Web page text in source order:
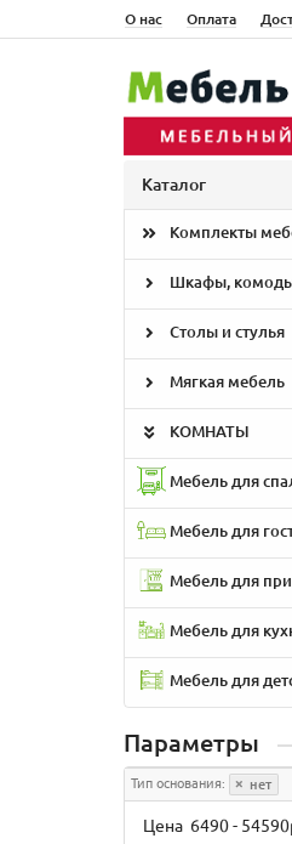
О нас Оплата
Каталог
Комплекты
Шкафы,
Столы и стулья
Мягкая мебель
КОМНАТЫ
Мебель для
Мебель для
Мебель для
Мебель для
Мебель для
Параметры
Тип основания: нет
Цена 6490- 54590